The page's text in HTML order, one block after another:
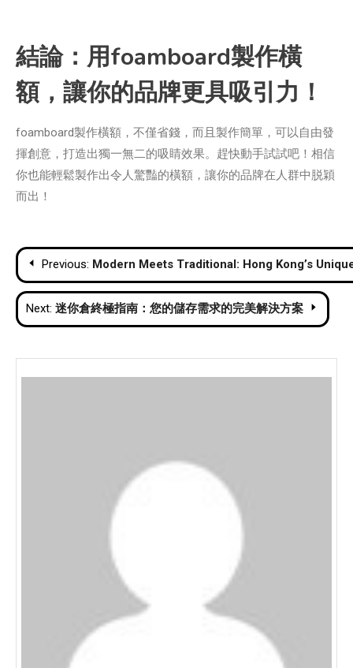
結論：用foamboard製作橫
額，讓你的品牌更具吸引力！
foamboard製作橫額，不僅省錢，而且製作簡單，可以自由發
揮創意，打造出獨一無二的吸睛效果。趕快動手試試吧！相信
你也能輕鬆製作出令人驚豔的橫額，讓你的品牌在人群中脱穎
而出！
Post
navigation
Previous: Modern Meets Traditional: Hong Kong’s
Next: 迷你倉終極指南：您的儲存需求的完美解決方案